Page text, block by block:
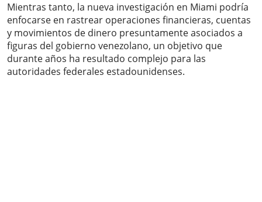
Mientras tanto, la nueva investigación en Miami podría
enfocarse en rastrear operaciones financieras, cuentas
y movimientos de dinero presuntamente asociados a
figuras del gobierno venezolano, un objetivo que
durante años ha resultado complejo para las
autoridades federales estadounidenses.